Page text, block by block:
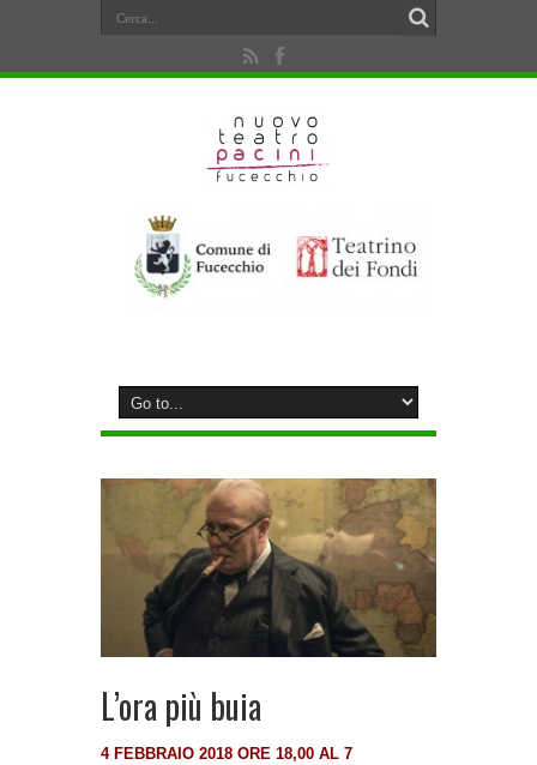
L’ora più buia
4 FEBBRAIO 2018 ORE 18,00 AL 7